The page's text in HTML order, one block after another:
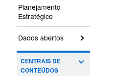
Planejamento
Estratégico
Dados abertos
CENTRAIS DE
CONTEÚDOS